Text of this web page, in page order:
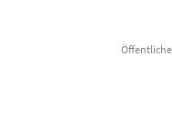
Gemeinden des Kantons
View as data table,